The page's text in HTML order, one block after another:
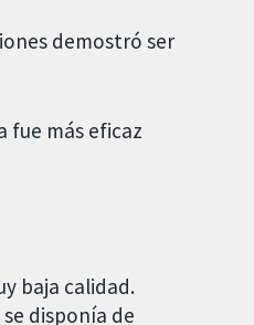
demostró ser
fue más eficaz
baja calidad.
disponía de